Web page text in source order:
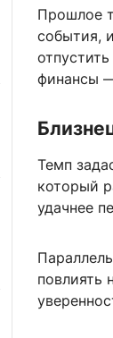
Прошлое
события,
финансы
Темп
который
удачнее
повлиять